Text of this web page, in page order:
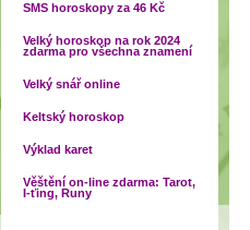
SMS horoskopy za 46 Kč
Velký horoskop na rok 2024
zdarma pro všechna znamení
Velký snář online
Keltský horoskop
Výklad karet
Věštění on-line zdarma: Tarot,
I-ťing, Runy